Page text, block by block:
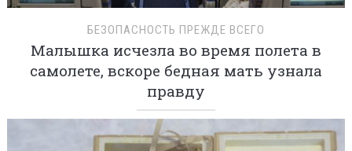
БЕЗОПАСНОСТЬ ПРЕЖДЕ ВСЕГО
Малышка исчезла во время полета в
самолете, вскоре бедная мать узнала
правду